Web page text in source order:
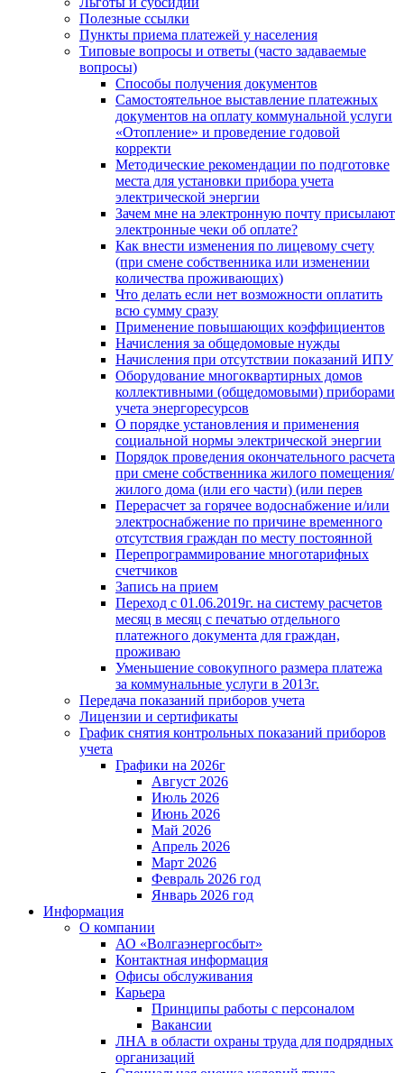
Полезные ссылки
Пункты приема платежей у населения
Типовые вопросы и ответы (часто задаваемые
вопросы)
Способы получения документов
Самостоятельное выставление платежных
документов на оплату коммунальной услуги
«Отопление» и проведение годовой
корректи
Методические рекомендации по подготовке
места для установки прибора учета
электрической энергии
Зачем мне на электронную почту присылают
электронные чеки об оплате?
Как внести изменения по лицевому счету
(при смене собственника или изменении
количества проживающих)
Что делать если нет возможности оплатить
всю сумму сразу
Применение повышающих коэффициентов
Начисления за общедомовые нужды
Начисления при отсутствии показаний ИПУ
Оборудование многоквартирных домов
коллективными (общедомовыми) приборами
учета энергоресурсов
О порядке установления и применения
социальной нормы электрической энергии
Порядок проведения окончательного расчета
при смене собственника жилого помещения/
жилого дома (или его части) (или перев
Перерасчет за горячее водоснабжение и/или
электроснабжение по причине временного
отсутствия граждан по месту постоянной
Перепрограммирование многотарифных
счетчиков
Запись на прием
Переход с 01.06.2019г. на систему расчетов
месяц в месяц с печатью отдельного
платежного документа для граждан,
проживаю
Уменьшение совокупного размера платежа
за коммунальные услуги в 2013г.
Передача показаний приборов учета
Лицензии и сертификаты
График снятия контрольных показаний приборов
учета
Графики на 2026г
Август 2026
Июль 2026
Июнь 2026
Май 2026
Апрель 2026
Март 2026
Февраль 2026 год
Январь 2026 год
Информация
О компании
АО «Волгаэнергосбыт»
Контактная информация
Офисы обслуживания
Карьера
Принципы работы с персоналом
Вакансии
ЛНА в области охраны труда для подрядных
организаций